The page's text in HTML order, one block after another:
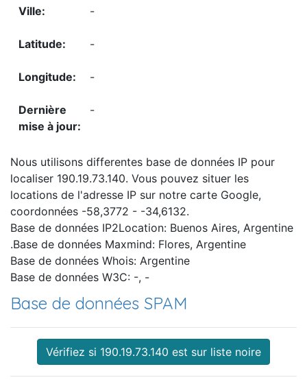
-
-
-
-
Nous utilisons differentes base de données IP pour
localiser 190.19.73.140. Vous pouvez situer les
locations de l'adresse IP sur notre carte Google,
coordonnées -58,3772 - -34,6132.
Base de données IP2Location: Buenos Aires, Argentine
.Base de données Maxmind: Flores, Argentine
Base de données Whois: Argentine
Base de données W3C: -, -
Base de données SPAM
Vérifiez si 190.19.73.140 est sur liste noire